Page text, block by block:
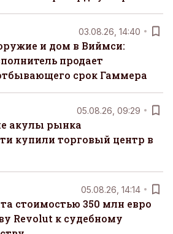
03.08.26, 14:40
и дом в Виймси:
продает
срок Гаммера
05.08.26, 09:29
акулы рынка
купили торговый центр в
05.08.26, 14:14
стоимостью 350 млн евро
Revolut к судебному